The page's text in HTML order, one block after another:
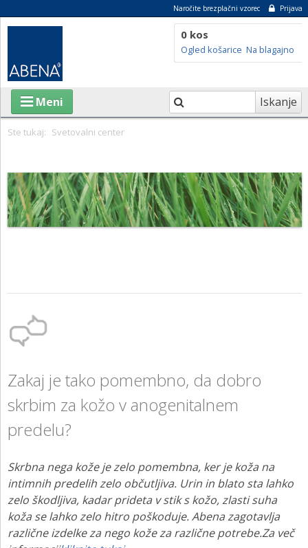
Naročite brezplačni vzorec Prijava
0 kos
Ogled košarice Na blagajno
Iskanje
Meni
O ABENI
TRAJNOSTNOST
NAROČITE BREZPLAČNI VZOREC
PRIJAVA
Ste tukaj: Svetovalni center
Zakaj je tako pomembno, da dobro
skrbim za kožo v anogenitalnem
predelu?
Skrbna nega kože je zelo pomembna, ker je koža na
intimnih predelih zelo občutljiva. Urin in blato sta lahko
zelo škodljiva, kadar prideta v stik s kožo, zlasti suha
koža se lahko zelo hitro poškoduje. Abena zagotavlja
različne izdelke za nego kože za različne potrebe.Za več